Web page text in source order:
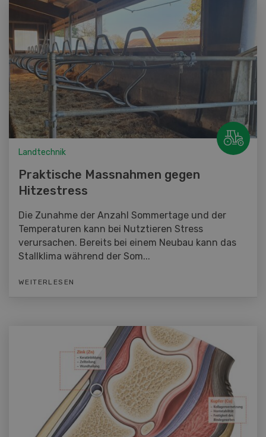
Landtechnik
Praktische Massnahmen gegen
Hitzestress
Die Zunahme der Anzahl Sommertage und der
Temperaturen kann bei Nutztieren Stress
verursachen. Bereits bei einem Neubau kann das
Stallklima während der Som...
WEITERLESEN